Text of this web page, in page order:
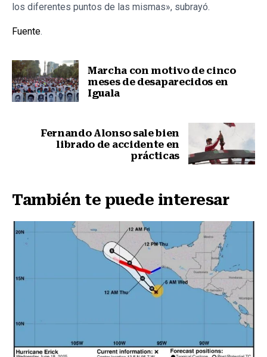
los diferentes puntos de las mismas», subrayó.
Fuente.
Marcha con motivo de cinco
meses de desaparecidos en
Iguala
Fernando Alonso sale bien
librado de accidente en
prácticas
También te puede interesar